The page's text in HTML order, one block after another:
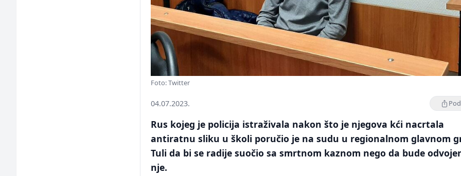
Foto: Twitter
04.07.2023.
Rus kojeg je policija istraživala nakon što je njegova kći nacrtala
antiratnu sliku u školi poručio je na sudu u regionalnom glavnom
Tuli da bi se radije suočio sa smrtnom kaznom nego da bude
nje.